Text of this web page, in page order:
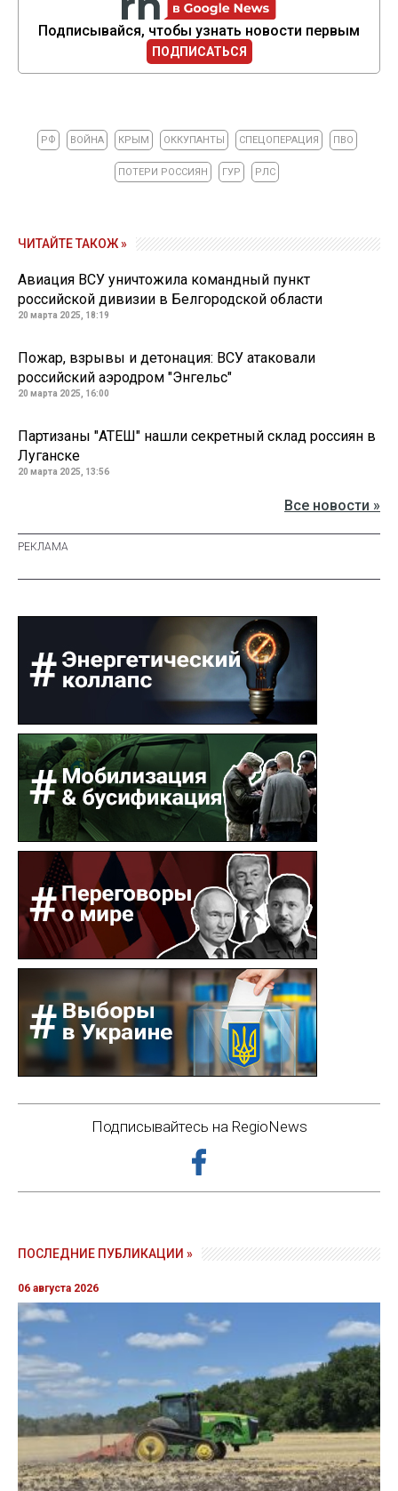
Подписывайся, чтобы узнать новости первым
ПОДПИСАТЬСЯ
РФ ВОЙНА КРЫМ ОККУПАНТЫ СПЕЦОПЕРАЦИЯ ПВО
ПОТЕРИ РОССИЯН ГУР РЛС
ЧИТАЙТЕ ТАКОЖ »
Авиация ВСУ уничтожила командный пункт
российской дивизии в Белгородской области
20 марта 2025, 18:19
Пожар, взрывы и детонация: ВСУ атаковали
российский аэродром "Энгельс"
20 марта 2025, 16:00
Партизаны "АТЕШ" нашли секретный склад россиян в
Луганске
20 марта 2025, 13:56
Все новости »
Подписывайтесь на RegioNews
ПОСЛЕДНИЕ ПУБЛИКАЦИИ »
06 августа 2026